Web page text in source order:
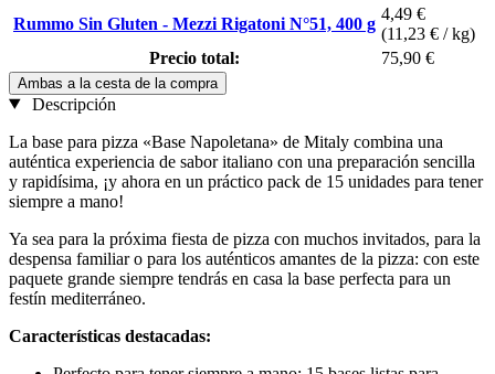
Rummo Sin Gluten - Mezzi Rigatoni N°51, 400 g
4,49 €
(11,23 € / kg)
Precio total:
75,90 €
Ambas a la cesta de la compra
Descripción
La base para pizza «Base Napoletana» de Mitaly combina una
auténtica experiencia de sabor italiano con una preparación sencilla
y rapidísima, ¡y ahora en un práctico pack de 15 unidades para tener
siempre a mano!
Ya sea para la próxima fiesta de pizza con muchos invitados, para la
despensa familiar o para los auténticos amantes de la pizza: con este
paquete grande siempre tendrás en casa la base perfecta para un
festín mediterráneo.
Características destacadas: